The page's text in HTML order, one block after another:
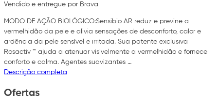
Vendido e entregue por Brava
MODO DE AÇÃO BIOLÓGICO:Sensibio AR reduz e previne a
vermelhidão da pele e alivia sensações de desconforto, calor e
ardência da pele sensível e irritada. Sua patente exclusiva
Rosactiv ™ ajuda a atenuar visivelmente a vermelhidão e fornece
conforto e calma. Agentes suavizantes …
Descrição completa
Ofertas